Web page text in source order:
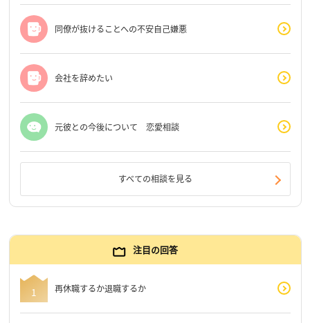
同僚が抜けることへの不安自己嫌悪
会社を辞めたい
元彼との今後について 恋愛相談
すべての相談を見る
注目の回答
再休職するか退職するか